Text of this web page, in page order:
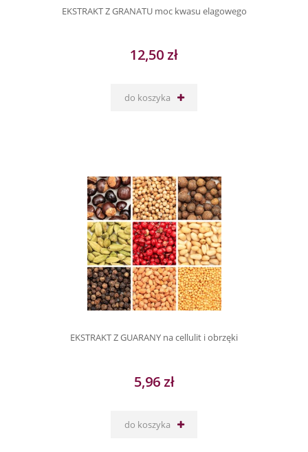
EKSTRAKT Z GRANATU moc kwasu elagowego
12,50 zł
do koszyka
EKSTRAKT Z GUARANY na cellulit i obrzęki
5,96 zł
do koszyka